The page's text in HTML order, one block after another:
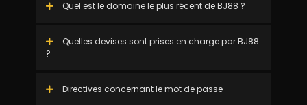
Quel est le domaine le plus récent de BJ88 ?
Quelles devises sont prises en charge par BJ88
?
Directives concernant le mot de passe